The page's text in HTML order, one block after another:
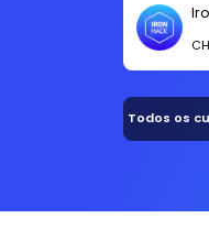
Todos os